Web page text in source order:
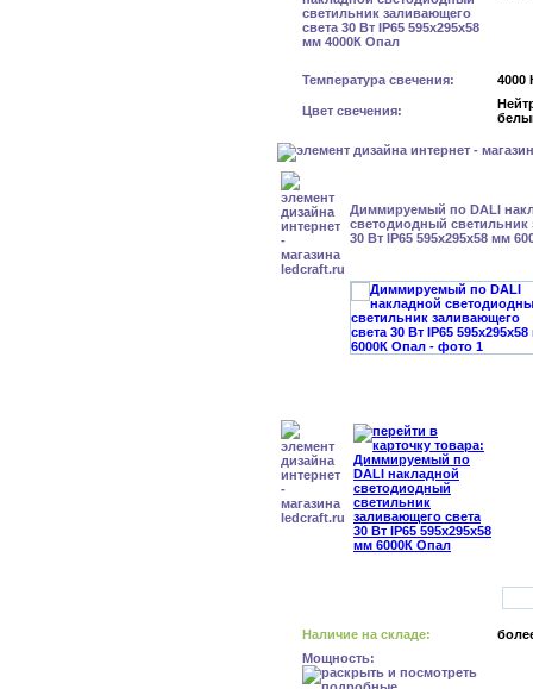
Температура свечения: 4000
Цвет свечения:
Диммируемый по DALI
светодиодный светильник
30 Вт IP65 595x295x58 мм
Наличие на складе:
Мощность: